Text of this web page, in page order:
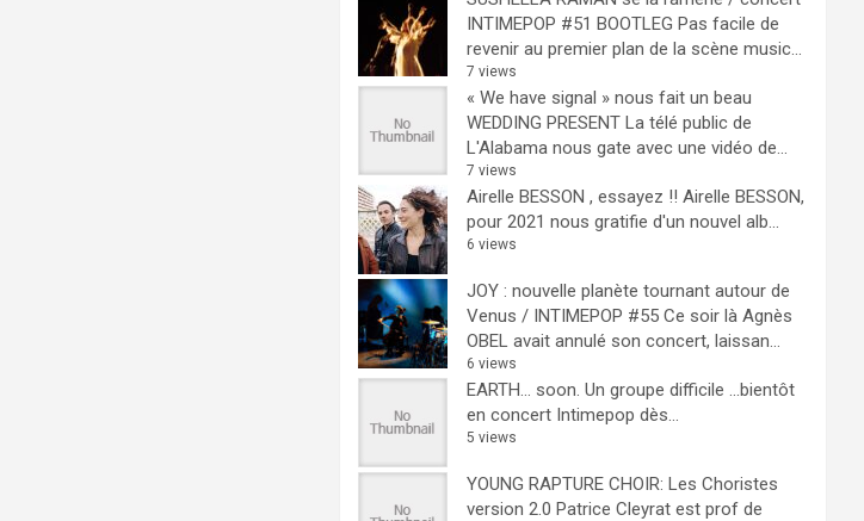
INTIMEPOP #51 BOOTLEG Pas facile de
revenir au premier plan de la scène music...
7 views
« We have signal » nous fait un beau
WEDDING PRESENT La télé public de
L'Alabama nous gate avec une vidéo de...
7 views
Airelle BESSON , essayez !! Airelle BESSON,
pour 2021 nous gratifie d'un nouvel alb...
6 views
JOY : nouvelle planète tournant autour de
Venus / INTIMEPOP #55 Ce soir là Agnès
OBEL avait annulé son concert, laissan...
6 views
EARTH… soon. Un groupe difficile ...bientôt
en concert Intimepop dès...
5 views
YOUNG RAPTURE CHOIR: Les Choristes
version 2.0 Patrice Cleyrat est prof de